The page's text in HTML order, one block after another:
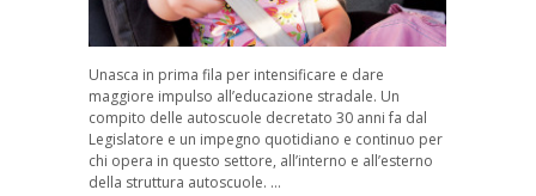
Unasca in prima fila per intensificare e dare
maggiore impulso all’educazione stradale. Un
compito delle autoscuole decretato 30 anni fa dal
Legislatore e un impegno quotidiano e continuo per
chi opera in questo settore, all’interno e all’esterno
della struttura autoscuole. …